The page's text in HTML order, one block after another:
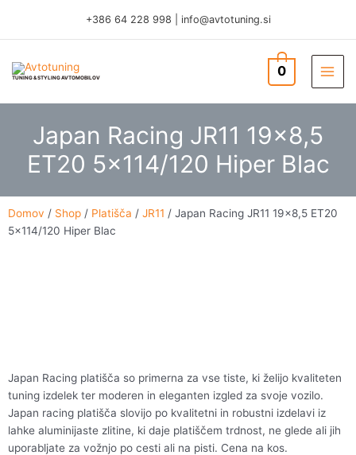
content
+386 64 228 998 info@avtotuning.si
TUNING & STYLING AVTOMOBILOV 0
Japan Racing JR11 19×8,5
ET20 5×114/120 Hiper Blac
Domov / Shop / Platišča / JR11 / Japan Racing JR11 19×8,5 ET20
5×114/120 Hiper Blac
Japan Racing platišča so primerna za vse tiste, ki želijo kvaliteten
tuning izdelek ter moderen in eleganten izgled za svoje vozilo.
Japan racing platišča slovijo po kvalitetni in robustni izdelavi iz
lahke aluminijaste zlitine, ki daje platiščem trdnost, ne glede ali jih
uporabljate za vožnjo po cesti ali na pisti. Cena na kos.